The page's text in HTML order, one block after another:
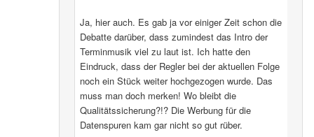
Ja, hier auch. Es gab ja vor einiger Zeit schon die
Debatte darüber, dass zumindest das Intro der
Terminmusik viel zu laut ist. Ich hatte den
Eindruck, dass der Regler bei der aktuellen Folge
noch ein Stück weiter hochgezogen wurde. Das
muss man doch merken! Wo bleibt die
Qualitätssicherung?!? Die Werbung für die
Datenspuren kam gar nicht so gut rüber.